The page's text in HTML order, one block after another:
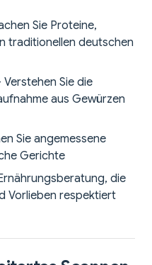
Sie Proteine,
traditionellen deutschen
Verstehen Sie die
aus Gewürzen
Sie angemessene
Gerichte
die
Vorlieben respektiert